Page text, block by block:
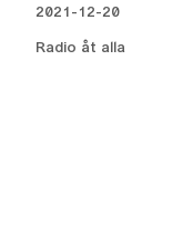
2021-12-20
Radio åt alla